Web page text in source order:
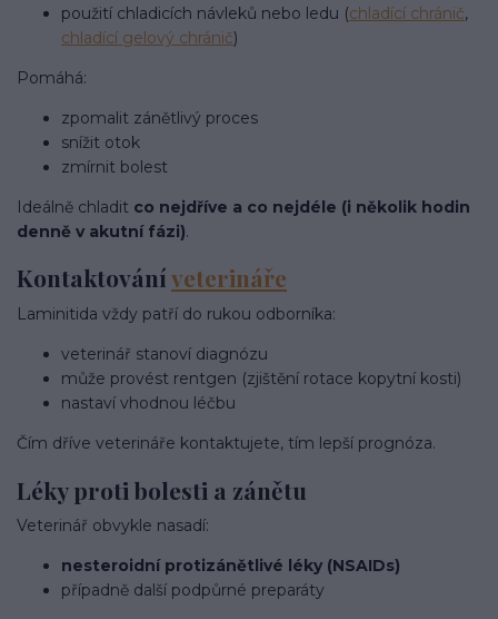
použití chladicích návleků nebo ledu (chladící chránič,
chladící gelový chránič)
Pomáhá:
zpomalit zánětlivý proces
snížit otok
zmírnit bolest
Ideálně chladit co nejdříve a co nejdéle (i několik hodin
denně v akutní fázi).
Kontaktováníveterináře
Laminitida vždy patří do rukou odborníka:
veterinář stanoví diagnózu
může provést rentgen (zjištění rotace kopytní kosti)
nastaví vhodnou léčbu
Čím dříve veterináře kontaktujete, tím lepší prognóza.
Léky proti bolesti a zánětu
Veterinář obvykle nasadí:
nesteroidní protizánětlivé léky (NSAIDs)
případně další podpůrné preparáty